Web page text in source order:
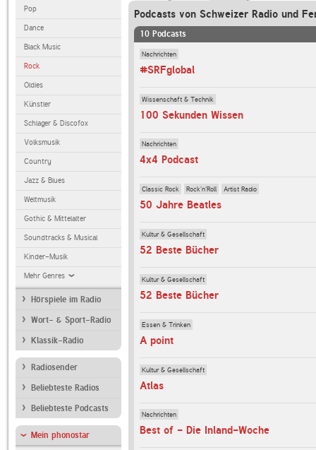
Pop
Dance
Black Music
Rock
Oldies
Künstler
Schlager & Discofox
Volksmusik
Country
Jazz & Blues
Weltmusik
Gothic & Mittelalter
Soundtracks & Musical
Kinder-Musik
Mehr Genres
Hörspiele im Radio
Wort- & Sport-Radio
Klassik-Radio
Radiosender
Beliebteste Radios
Beliebteste Podcasts
Mein phonostar
Podcasts von Schweizer Radio und
10 Podcasts
Nachrichten
#SRFglobal
Wissenschaft & Technik
100 Sekunden Wissen
Nachrichten
4x4 Podcast
Classic Rock Rock'n'Roll Artist Radio
50 Jahre Beatles
Kultur & Gesellschaft
52 Beste Bücher
Kultur & Gesellschaft
52 Beste Bücher
Essen & Trinken
A point
Kultur & Gesellschaft
Atlas
Nachrichten
Best of - Die Inland-Woche